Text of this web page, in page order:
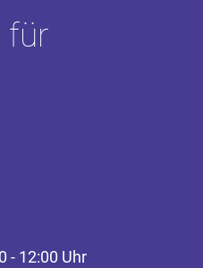
für
- 12:00 Uhr